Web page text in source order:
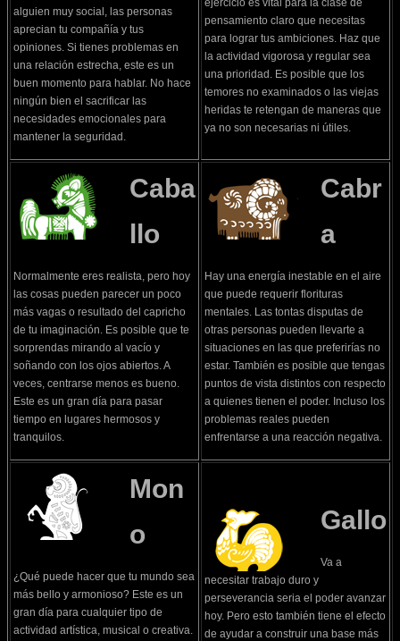
alguien muy social, las personas
aprecian tu compañía y tus
opiniones. Si tienes problemas en
una relación estrecha, este es un
buen momento para hablar. No hace
ningún bien el sacrificar las
necesidades emocionales para
mantener la seguridad.
ejercicio es vital para la clase de
pensamiento claro que necesitas
para lograr tus ambiciones. Haz que
la actividad vigorosa y regular sea
una prioridad. Es posible que los
temores no examinados o las viejas
heridas te retengan de maneras que
ya no son necesarias ni útiles.
Caba
llo
Normalmente eres realista, pero hoy
las cosas pueden parecer un poco
más vagas o resultado del capricho
de tu imaginación. Es posible que te
sorprendas mirando al vacío y
soñando con los ojos abiertos. A
veces, centrarse menos es bueno.
Este es un gran día para pasar
tiempo en lugares hermosos y
tranquilos.
Cabr
a
Hay una energía inestable en el aire
que puede requerir florituras
mentales. Las tontas disputas de
otras personas pueden llevarte a
situaciones en las que preferirías no
estar. También es posible que tengas
puntos de vista distintos con respecto
a quienes tienen el poder. Incluso los
problemas reales pueden
enfrentarse a una reacción negativa.
Mon
o
¿Qué puede hacer que tu mundo sea
más bello y armonioso? Este es un
gran día para cualquier tipo de
actividad artística, musical o creativa.
Gallo
Va a
necesitar trabajo duro y
perseverancia seria el poder avanzar
hoy. Pero esto también tiene el efecto
de ayudar a construir una base más